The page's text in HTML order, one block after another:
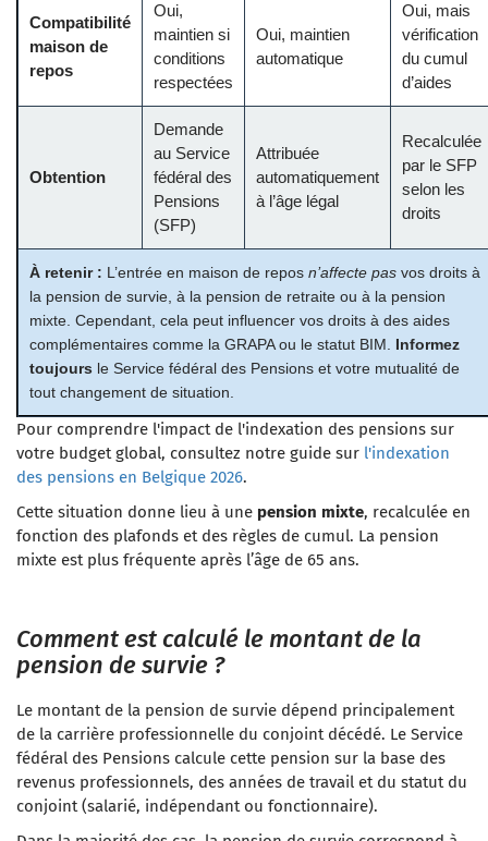
Compatibilité
maison de
repos
Oui,
maintien si
conditions
respectées
Oui, maintien
automatique
Oui, mais
vérification
du cumul
d’aides
Obtention
Demande
au Service
fédéral des
Pensions
(SFP)
Attribuée
automatiquement
à l’âge légal
Recalculée
par le SFP
selon les
droits
À retenir : L’entrée en maison de repos n’affecte pas vos droits à
la pension de survie, à la pension de retraite ou à la pension
mixte. Cependant, cela peut influencer vos droits à des aides
complémentaires comme la GRAPA ou le statut BIM. Informez
toujours le Service fédéral des Pensions et votre mutualité de
tout changement de situation.
Pour comprendre l'impact de l'indexation des pensions sur
votre budget global, consultez notre guide sur l'indexation
des pensions en Belgique 2026.
Cette situation donne lieu à une pension mixte, recalculée en
fonction des plafonds et des règles de cumul. La pension
mixte est plus fréquente après l’âge de 65 ans.
Comment est calculé le montant de la
pension de survie ?
Le montant de la pension de survie dépend principalement
de la carrière professionnelle du conjoint décédé. Le Service
fédéral des Pensions calcule cette pension sur la base des
revenus professionnels, des années de travail et du statut du
conjoint (salarié, indépendant ou fonctionnaire).